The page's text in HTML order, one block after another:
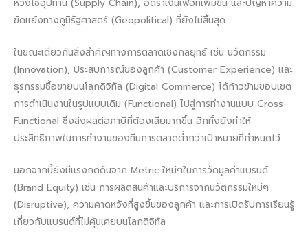
ห่วงโซ่อุปทาน (Supply Chain), อัตราเงินเฟ้อที่เพิ่มขึ้น และปัญหาความ
ขัดแย้งทางภูมิรัฐศาสตร์ (Geopolitical) ที่ยังไม่สิ้นสุด
ในขณะเดียวกันสิ่งสำคัญทางการตลาดเชิงกลยุทธ์ เช่น นวัตกรรม
(Innovation), ประสบการณ์ของลูกค้า (Customer Experience) และ
ธุรกรรมซื้อขายบนโลกดิจิทัล (Digital Commerce) ได้ก้าวข้ามขอบเขต
การดำเนินงานในรูปแบบเดิม (Functional) ไปสู่การทำงานแบบ Cross-
Functional ซึ่งส่งผลต่อภาษีที่ต้องเสียมากขึ้น อีกทั้งยังทำให้
ประสิทธิภาพในการทำงานของทีมการตลาดต่ำกว่าเป้าหมายที่กำหนดไว้
นอกจากนี้ยังมีแรงกดดันจาก Metric ใหม่ๆในการวัดมูลค่าแบรนด์
(Brand Equity) เช่น การผลิตสินค้าและบริการจากนวัตกรรมใหม่ๆ
(Disruptive), ความคาดหวังที่สูงขึ้นของลูกค้า และการเปิดรับการเรียนรู้
เกี่ยวกับแบรนด์ที่ไม่คุ้นเคยบนโลกดิจิทัล